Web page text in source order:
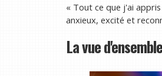
« Tout ce que j'ai appris
anxieux, excité et
La vue d'ensemble